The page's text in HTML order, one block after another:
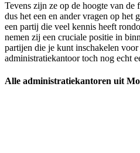
Tevens zijn ze op de hoogte van
dus het een en ander vragen op het
een partij die veel kennis heeft
nemen zij een cruciale positie in
partijen die je kunt inschakelen
administratiekantoor toch nog echt
Alle administratiekantoren uit